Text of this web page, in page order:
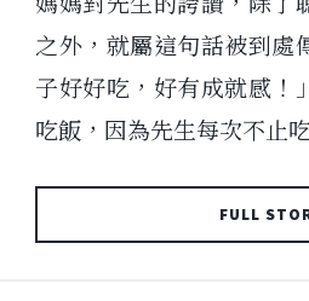
之外，就屬這句話被到處
子好好吃，好有成就感！
吃飯，因為先生每次不止
FULL